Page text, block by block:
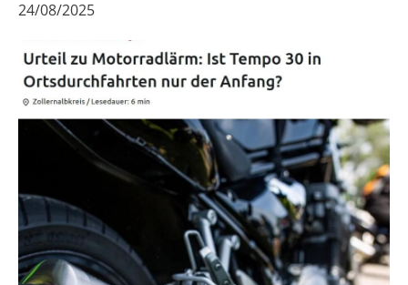
24/08/2025